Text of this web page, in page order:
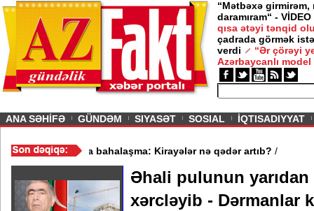
“Mətbəxə girmirəm,
daramıram“ - VİDEO
qısa ətəyi tənqid
çadrada görmək
verdi
“Ər çörəyi
Azərbaycanlı model
ANA SƏHİFƏ GÜNDƏM SIYASƏT SOSIAL İQTISADIYYAT
VİDEO/Mənzil bazarında bahalaşma: Kirayələr nə qədər artıb?
Əhali pulunun
xərcləyib - Dərmanlar